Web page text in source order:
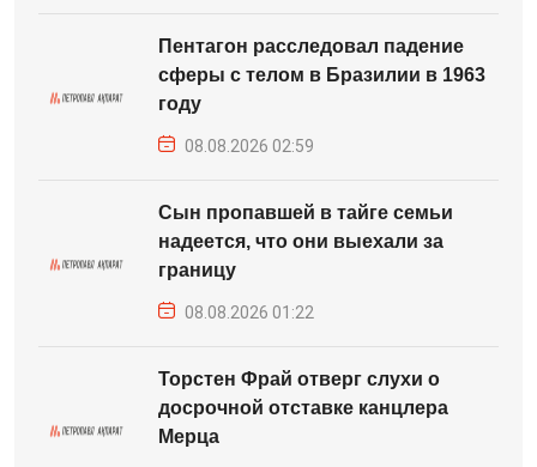
Пентагон расследовал падение
сферы с телом в Бразилии в 1963
году
08.08.2026 02:59
Сын пропавшей в тайге семьи
надеется, что они выехали за
границу
08.08.2026 01:22
Торстен Фрай отверг слухи о
досрочной отставке канцлера
Мерца